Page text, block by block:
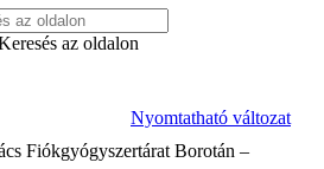
Nyomtatható változat
Fiókgyógyszertárat Borotán –